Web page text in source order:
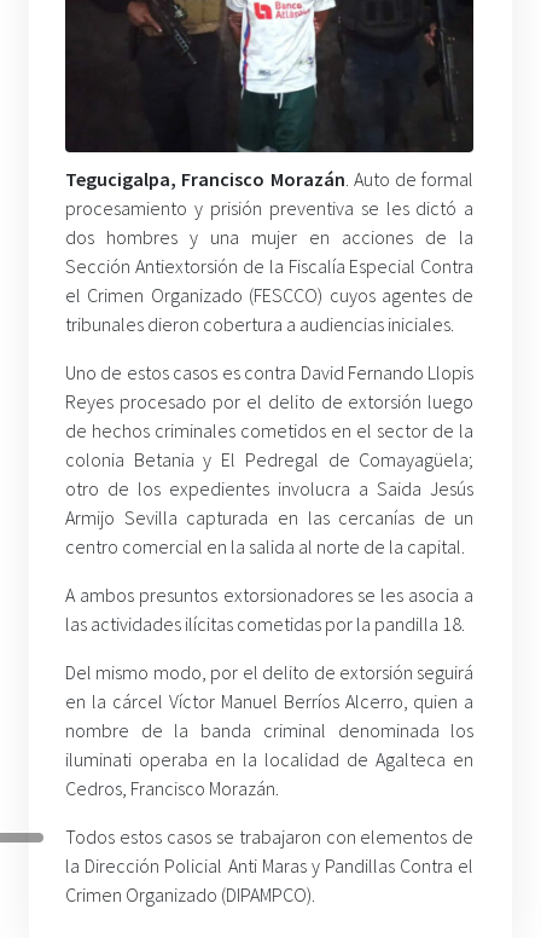
Tegucigalpa, Francisco Morazán . Auto de formal
procesamiento y prisión preventiva se les dictó a
dos hombres y una mujer en acciones de la
Sección Antiextorsión de la Fiscalía Especial Contra
el Crimen Organizado (FESCCO) cuyos agentes de
tribunales dieron cobertura a audiencias iniciales.
Uno de estos casos es contra David Fernando Llopis
Reyes procesado por el delito de extorsión luego
de hechos criminales cometidos en el sector de la
colonia Betania y El Pedregal de Comayagüela;
otro de los expedientes involucra a Saida Jesús
Armijo Sevilla capturada en las cercanías de un
centro comercial en la salida al norte de la capital.
A ambos presuntos extorsionadores se les asocia a
las actividades ilícitas cometidas por la pandilla 18.
Del mismo modo, por el delito de extorsión seguirá
en la cárcel Víctor Manuel Berríos Alcerro, quien a
nombre de la banda criminal denominada los
iluminati operaba en la localidad de Agalteca en
Cedros, Francisco Morazán.
Todos estos casos se trabajaron con elementos de
la Dirección Policial Anti Maras y Pandillas Contra el
Crimen Organizado (DIPAMPCO).